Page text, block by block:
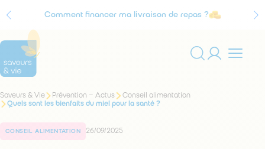
Agrément Service à la personne
Comment financer ma livraison de repas ?
Rechercher
sur
site
Vous
êtes
Saveurs & Vie Prévention – Actus
Conseil alimentation
Quels sont les bienfaits du miel pour la santé ?
CONSEIL ALIMENTATION 26/09/2025